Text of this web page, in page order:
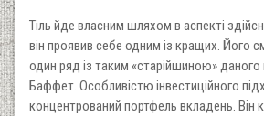
Тіль йде власним шляхом в аспекті
він проявив себе одним із кращих. Його
один ряд із таким «старійшиною» даного
Баффет. Особливістю інвестиційного
концентрований портфель вкладень. Він